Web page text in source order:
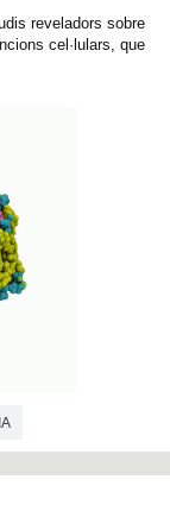
reveladors sobre
cel·lulars, que